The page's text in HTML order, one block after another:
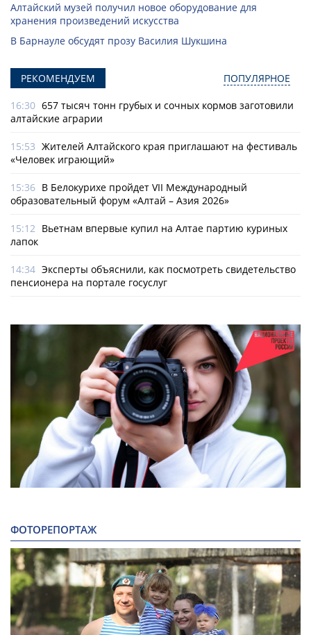
Алтайский музей получил новое оборудование для
хранения произведений искусства
В Барнауле обсудят прозу Василия Шукшина
РЕКОМЕНДУЕМ ПОПУЛЯРНОЕ
16:30 657 тысяч тонн грубых и сочных кормов заготовили
алтайские аграрии
15:53 Жителей Алтайского края приглашают на фестиваль
«Человек играющий»
15:36 В Белокурихе пройдет VII Международный
образовательный форум «Алтай – Азия 2026»
15:12 Вьетнам впервые купил на Алтае партию куриных
лапок
14:34 Эксперты объяснили, как посмотреть свидетельство
пенсионера на портале госуслуг
ФОТОРЕПОРТАЖ